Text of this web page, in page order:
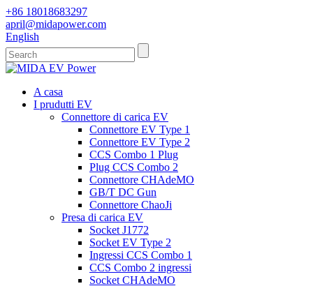
+86 18018683297
april@midapower.com
English
A casa
I prudutti EV
Connettore di carica EV
Connettore EV Type 1
Connettore EV Type 2
CCS Combo 1 Plug
Plug CCS Combo 2
Connettore CHAdeMO
GB/T DC Gun
Connettore ChaoJi
Presa di carica EV
Socket J1772
Socket EV Type 2
Ingressi CCS Combo 1
CCS Combo 2 ingressi
Socket CHAdeMO